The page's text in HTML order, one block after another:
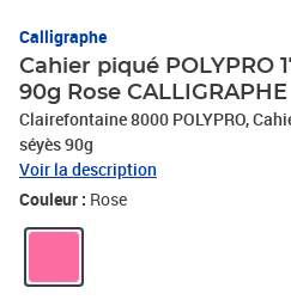
Calligraphe
Cahier piqué POLYPRO
90g Rose CALLIGRAPHE
Clairefontaine 8000 POLYPRO,
séyès 90g
Voir la description
Couleur : Rose